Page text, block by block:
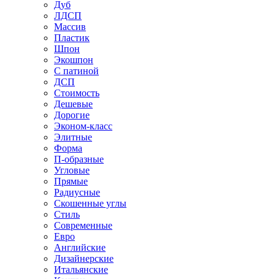
Дуб
ЛДСП
Массив
Пластик
Шпон
Экошпон
С патиной
ДСП
Стоимость
Дешевые
Дорогие
Эконом-класс
Элитные
Форма
П-образные
Угловые
Прямые
Радиусные
Скошенные углы
Стиль
Современные
Евро
Английские
Дизайнерские
Итальянские